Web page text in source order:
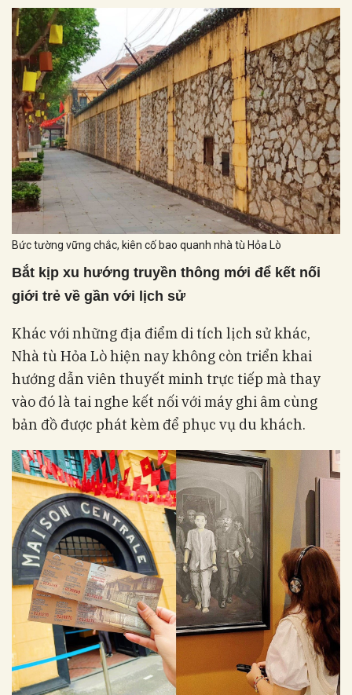
Bức tường vững chắc, kiên cố bao quanh nhà tù Hỏa Lò
Bắt kịp xu hướng truyền thông mới để kết nối
giới trẻ về gần với lịch sử
Khác với những địa điểm di tích lịch sử khác,
Nhà tù Hỏa Lò hiện nay không còn triển khai
hướng dẫn viên thuyết minh trực tiếp mà thay
vào đó là tai nghe kết nối với máy ghi âm cùng
bản đồ được phát kèm để phục vụ du khách.